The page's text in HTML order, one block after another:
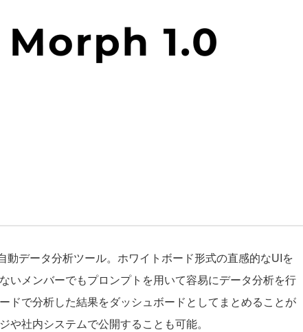
データ分析ツール。ホワイトボード形式の直感的なUIを
いメンバーでもプロンプトを用いて容易にデータ分析を行
ドで分析した結果をダッシュボードとしてまとめることが
や社内システムで公開することも可能。